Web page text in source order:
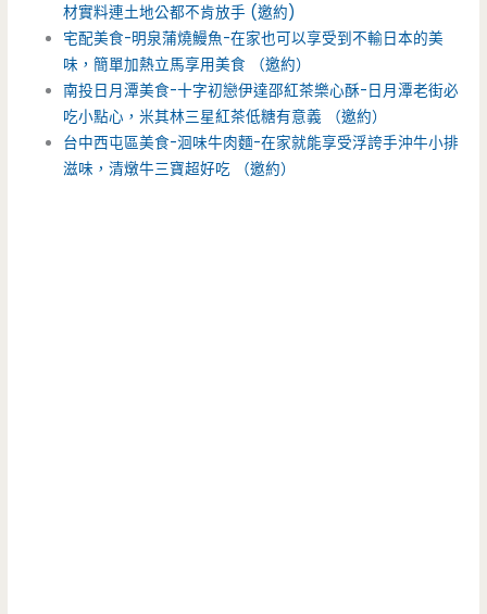
材實料連土地公都不肯放手 (邀約)
宅配美食-明泉蒲燒鰻魚-在家也可以享受到不輸日本的美
味，簡單加熱立馬享用美食 （邀約）
南投日月潭美食-十字初戀伊達邵紅茶樂心酥-日月潭老街必
吃小點心，米其林三星紅茶低糖有意義 （邀約）
台中西屯區美食-洄味牛肉麵-在家就能享受浮誇手沖牛小排
滋味，清燉牛三寶超好吃 （邀約）